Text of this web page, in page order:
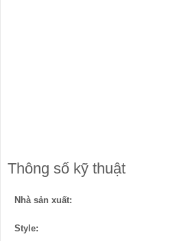
Thông số kỹ thuật
Nhà sản xuất:
Style: